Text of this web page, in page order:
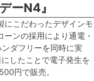
ーN4』
にこだわったデザインモ
ンの採用により通電・
ダフリーを同時に実
したことで電子発生を
円で販売。